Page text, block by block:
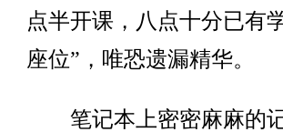
点半开课，八点十分已有
座位”，唯恐遗漏精华。
笔记本上密密麻麻的记